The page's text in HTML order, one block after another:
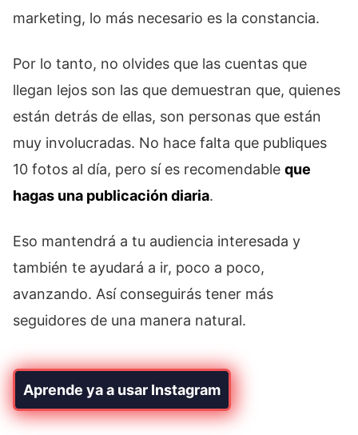
marketing, lo más necesario es la constancia.
Por lo tanto, no olvides que las cuentas que
llegan lejos son las que demuestran que, quienes
están detrás de ellas, son personas que están
muy involucradas. No hace falta que publiques
10 fotos al día, pero sí es recomendable que
hagas una publicación diaria.
Eso mantendrá a tu audiencia interesada y
también te ayudará a ir, poco a poco,
avanzando. Así conseguirás tener más
seguidores de una manera natural.
Aprende ya a usar Instagram